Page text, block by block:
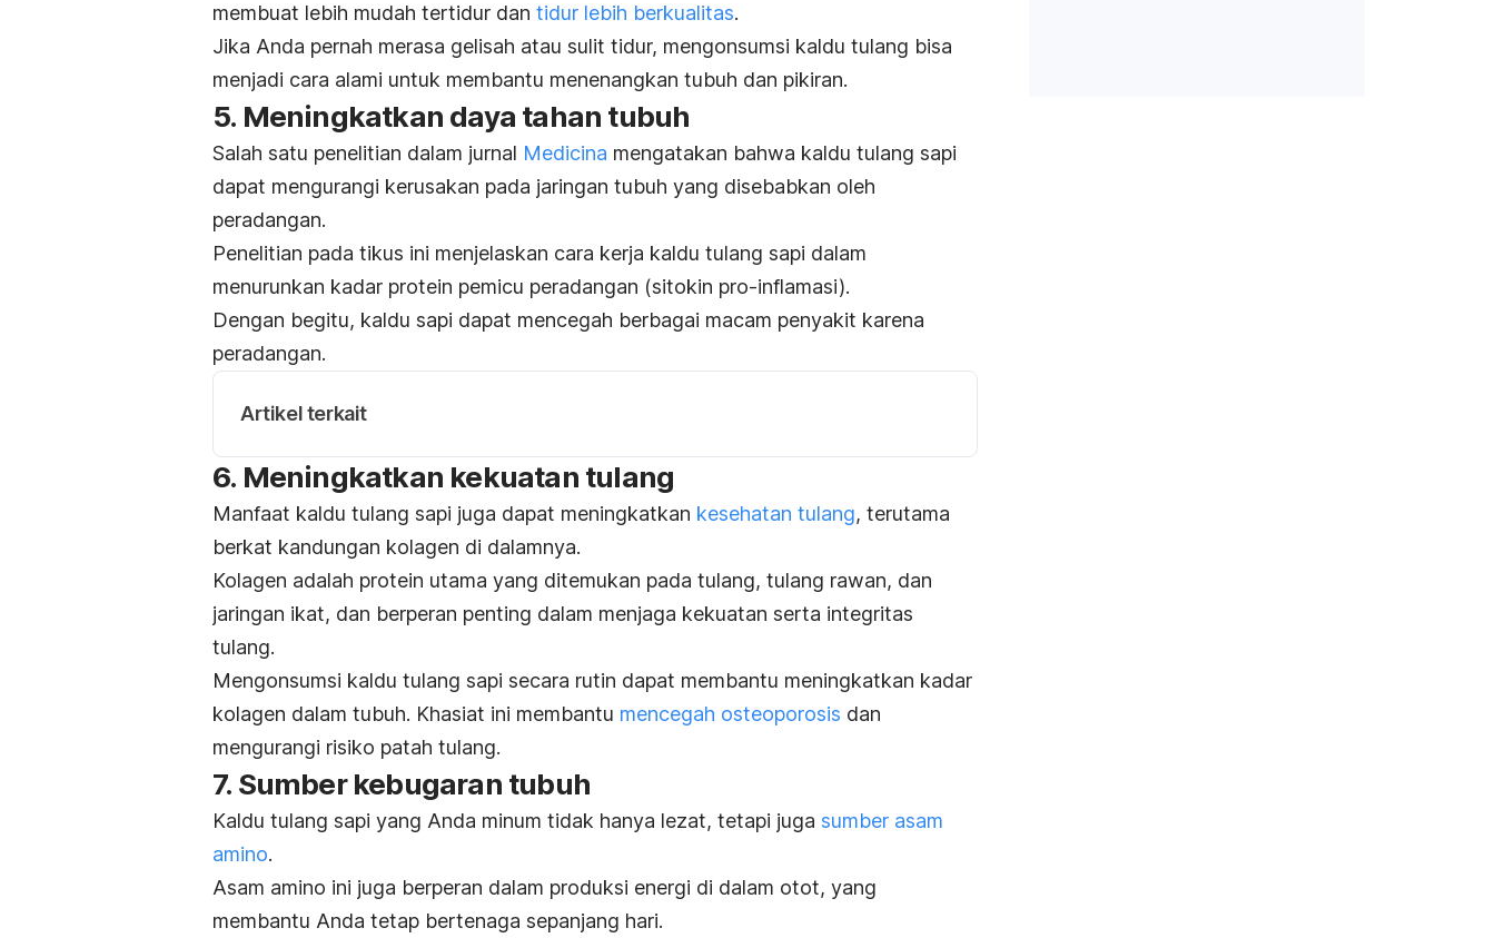
membuat lebih mudah tertidur dan tidur lebih berkualitas.
Jika Anda pernah merasa gelisah atau sulit tidur, mengonsumsi kaldu tulang bisa
menjadi cara alami untuk membantu menenangkan tubuh dan pikiran.
5. Meningkatkan daya tahan tubuh
Salah satu penelitian dalam jurnal Medicina mengatakan bahwa kaldu tulang sapi
dapat mengurangi kerusakan pada jaringan tubuh yang disebabkan oleh
peradangan.
Penelitian pada tikus ini menjelaskan cara kerja kaldu tulang sapi dalam
menurunkan kadar protein pemicu peradangan (sitokin pro-inflamasi).
Dengan begitu, kaldu sapi dapat mencegah berbagai macam penyakit karena
peradangan.
Artikel terkait
6. Meningkatkan kekuatan tulang
Manfaat kaldu tulang sapi juga dapat meningkatkan kesehatan tulang, terutama
berkat kandungan kolagen di dalamnya.
Kolagen adalah protein utama yang ditemukan pada tulang, tulang rawan, dan
jaringan ikat, dan berperan penting dalam menjaga kekuatan serta integritas
tulang.
Mengonsumsi kaldu tulang sapi secara rutin dapat membantu meningkatkan kadar
kolagen dalam tubuh. Khasiat ini membantu mencegah osteoporosis dan
mengurangi risiko patah tulang.
7. Sumber kebugaran tubuh
Kaldu tulang sapi yang Anda minum tidak hanya lezat, tetapi juga sumber asam
amino.
Asam amino ini juga berperan dalam produksi energi di dalam otot, yang
membantu Anda tetap bertenaga sepanjang hari.